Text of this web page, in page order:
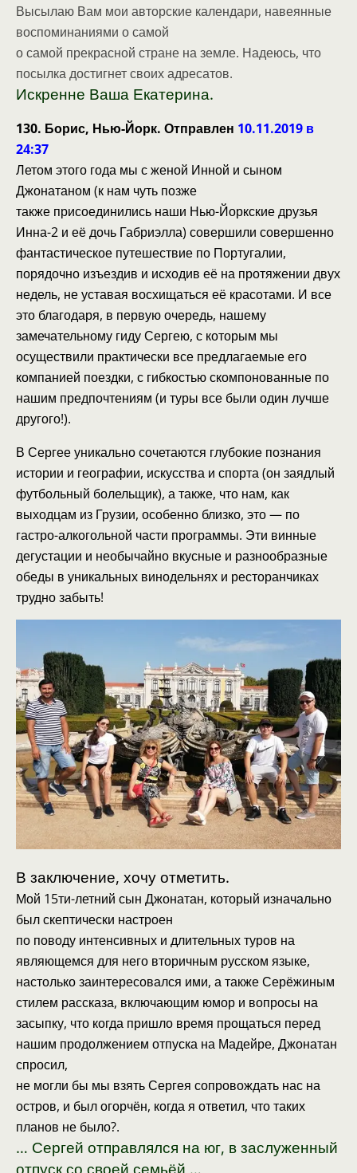
Высылаю Вам мои авторские календари, навеянные
воспоминаниями о самой
о самой прекрасной стране на земле. Надеюсь, что
посылка достигнет своих адресатов.
Искренне Ваша Екатерина.
130. Борис, Нью-Йорк. Отправлен 10.11.2019 в
24:37
Летом этого года мы с женой Инной и сыном
Джонатаном (к нам чуть позже
также присоединились наши Нью-Йоркские друзья
Инна-2 и её дочь Габриэлла) совершили совершенно
фантастическое путешествие по Португалии,
порядочно изъездив и исходив её на протяжении двух
недель, не уставая восхищаться её красотами. И все
это благодаря, в первую очередь, нашему
замечательному гиду Сергею, с которым мы
осуществили практически все предлагаемые его
компанией поездки, с гибкостью скомпонованные по
нашим предпочтениям (и туры все были один лучше
другого!).
В Сергее уникально сочетаются глубокие познания
истории и географии, искусства и спорта (он заядлый
футбольный болельщик), а также, что нам, как
выходцам из Грузии, особенно близко, это — по
гастро-алкогольной части программы. Эти винные
дегустации и необычайно вкусные и разнообразные
обеды в уникальных винодельнях и ресторанчиках
трудно забыть!
В заключение, хочу отметить.
Мой 15ти-летний сын Джонатан, который изначально
был скептически настроен
по поводу интенсивных и длительных туров на
являющемся для него вторичным русском языке,
настолько заинтересовался ими, а также Серёжиным
стилем рассказа, включающим юмор и вопросы на
засыпку, что когда пришло время прощаться перед
нашим продолжением отпуска на Мадейре, Джонатан
спросил,
не могли бы мы взять Сергея сопровождать нас на
остров, и был огорчён, когда я ответил, что таких
планов не было?.
… Сергей отправлялся на юг, в заслуженный
отпуск со своей семьёй …